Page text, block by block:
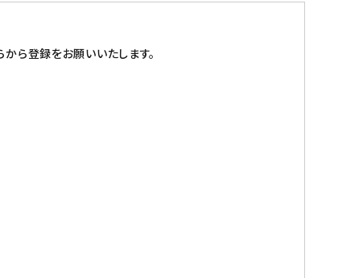
ら登録をお願いいたします。